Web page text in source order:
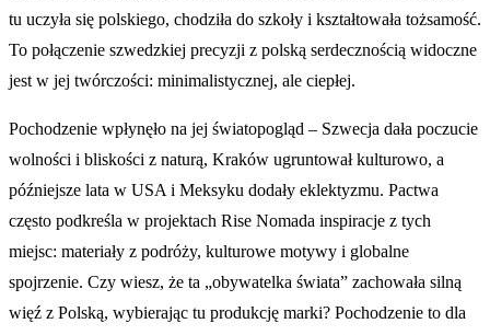
tu uczyła się polskiego, chodziła do szkoły i kształtowała tożsamość.
To połączenie szwedzkiej precyzji z polską serdecznością widoczne
jest w jej twórczości: minimalistycznej, ale ciepłej.
Pochodzenie wpłynęło na jej światopogląd – Szwecja dała poczucie
wolności i bliskości z naturą, Kraków ugruntował kulturowo, a
późniejsze lata w USA i Meksyku dodały eklektyzmu. Pactwa
często podkreśla w projektach Rise Nomada inspiracje z tych
miejsc: materiały z podróży, kulturowe motywy i globalne
spojrzenie. Czy wiesz, że ta „obywatelka świata” zachowała silną
więź z Polską, wybierając tu produkcję marki? Pochodzenie to dla